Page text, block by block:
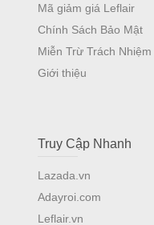
Mã giảm giá Leflair
Chính Sách Bảo Mật
Miễn Trừ Trách Nhiệm
Giới thiệu
Truy Cập Nhanh
Lazada.vn
Adayroi.com
Leflair.vn